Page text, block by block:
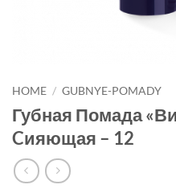
HOME / GUBNYE-POMADY
Губная Помада
Cияющая – 12